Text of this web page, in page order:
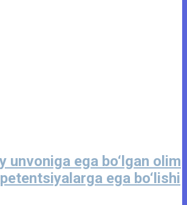
unvoniga ega bo‘lgan olim
ega bo‘lishi